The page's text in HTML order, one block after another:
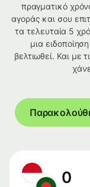
πραγματικό
αγοράς και σου
τα τελευταία 5
μια
βελτιωθεί. Και με
0